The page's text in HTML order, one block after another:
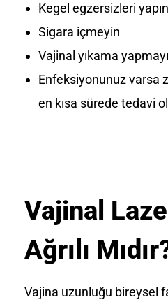
Kegel egzersizleri yapın
Sigara içmeyin
Vajinal yıkama
Enfeksiyonunuz varsa
en kısa sürede tedavi
Vajinal
Ağrılı
Vajina uzunluğu bireysel